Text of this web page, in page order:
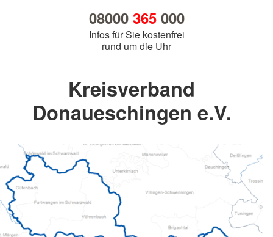
08000 365000
Infos für Sie kostenfrei
rund um die Uhr
Kreisverband
Donaueschingen e.V.